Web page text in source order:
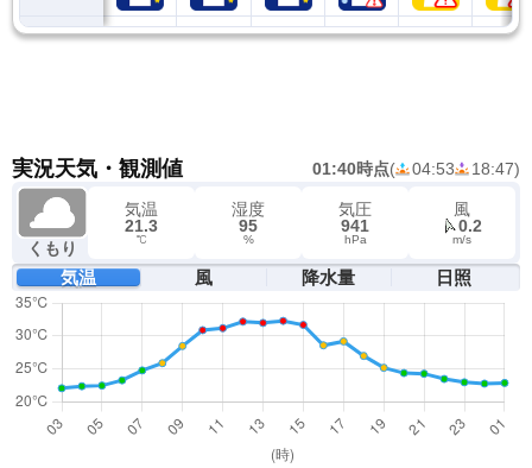
実況天気・観測値 01:40時点( 04:53 18:47)
くもり
気温
21.3
℃
湿度
95
%
気圧
941
hPa
風
0.2
m/s
気温 風 降水量 日照